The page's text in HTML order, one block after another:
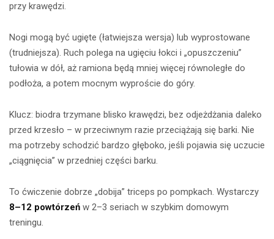
przy krawędzi.
Nogi mogą być ugięte (łatwiejsza wersja) lub wyprostowane
(trudniejsza). Ruch polega na ugięciu łokci i „opuszczeniu”
tułowia w dół, aż ramiona będą mniej więcej równoległe do
podłoża, a potem mocnym wyproście do góry.
Klucz: biodra trzymane blisko krawędzi, bez odjeżdżania daleko
przed krzesło – w przeciwnym razie przeciążają się barki. Nie
ma potrzeby schodzić bardzo głęboko, jeśli pojawia się uczucie
„ciągnięcia” w przedniej części barku.
To ćwiczenie dobrze „dobija” triceps po pompkach. Wystarczy
8–12 powtórzeń w 2–3 seriach w szybkim domowym
treningu.